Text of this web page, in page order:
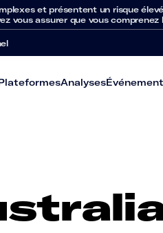
et présentent un risque
vous assurer que vous
Analyses